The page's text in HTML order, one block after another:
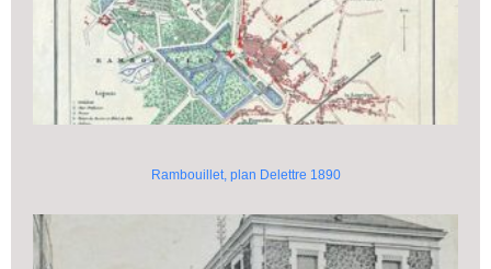
Rambouillet, plan Delettre 1890